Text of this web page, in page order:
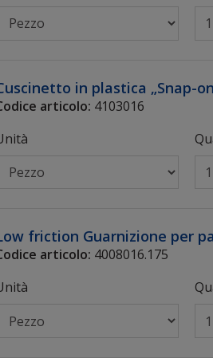
in plastica „Snap-
articolo: 4103016
friction Guarnizione per
articolo: 4008016.175